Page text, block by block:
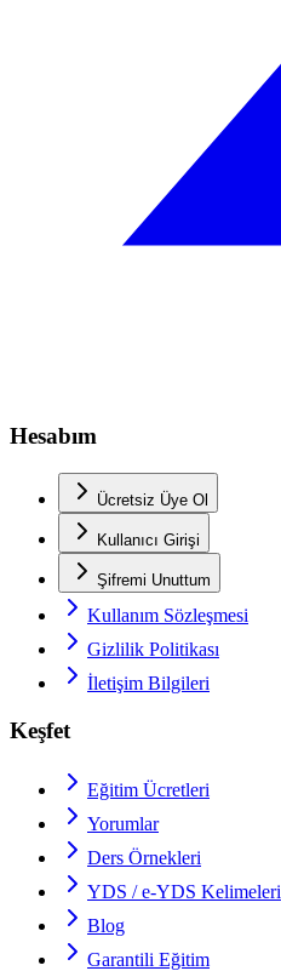
Hesabım
Ücretsiz Üye Ol
Kullanıcı Girişi
Şifremi Unuttum
Kullanım Sözleşmesi
Gizlilik Politikası
İletişim Bilgileri
Keşfet
Eğitim Ücretleri
Yorumlar
Ders Örnekleri
YDS / e-YDS Kelimeleri
Blog
Garantili Eğitim